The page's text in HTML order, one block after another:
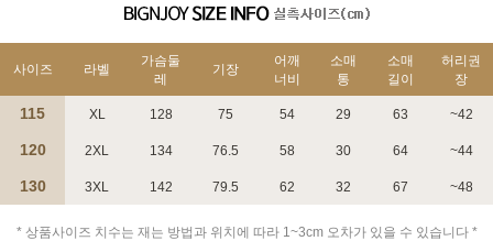
사이즈 라벨
가슴둘
레
기장
어깨
너비
소매
통
소매
길이
허리권
장
115 XL 128 75 54 29 63 ~42
120 2XL 134 76.5 58 30 64 ~44
130 3XL 142 79.5 62 32 67 ~48
* 상품사이즈 치수는 재는 방법과 위치에 따라 1~3cm 오차가 있을 수 있습니다 *